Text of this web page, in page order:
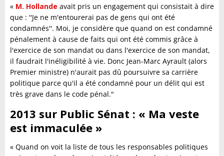
« M. Hollande avait pris un engagement qui consistait à dire
que : ''Je ne m'entourerai pas de gens qui ont été
condamnés''. Moi, je considère que quand on est condamné
pénalement à cause de faits qui ont été commis grâce à
l'exercice de son mandat ou dans l'exercice de son mandat,
il faudrait l'inéligibilité à vie. Donc Jean-Marc Ayrault (alors
Premier ministre) n'aurait pas dû poursuivre sa carrière
politique parce qu'il a été condamné pour un délit qui est
très grave dans le code pénal."
2013 sur Public Sénat : « Ma veste
est immaculée »
« Quand on voit la liste de tous les responsables politiques